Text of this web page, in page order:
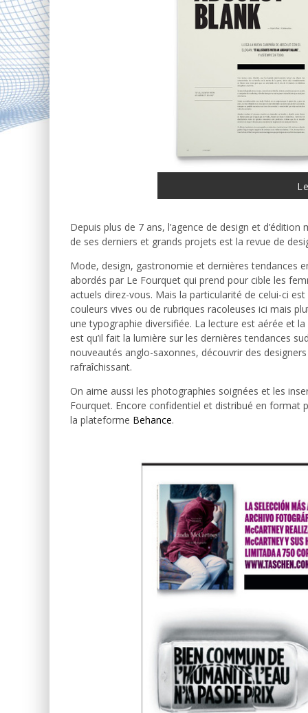
Depuis plus de 7 ans, l’agence de design et d’édition
de ses derniers et grands projets est la revue de
Mode, design, gastronomie et dernières tendances
abordés par Le Fourquet qui prend pour cible les
actuels direz-vous. Mais la particularité de celui-ci
couleurs vives ou de rubriques racoleuses ici mais
une typographie diversifiée. La lecture est aérée et
est qu’il fait la lumière sur les dernières tendances
nouveautés anglo-saxonnes, découvrir des
rafraîchissant.
On aime aussi les photographies soignées et les
Fourquet. Encore confidentiel et distribué en format
la plateforme Behance.